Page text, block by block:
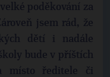
poděkování za
jsem rád, že
dětí i nadále
bude v příštích
místo ředitele či